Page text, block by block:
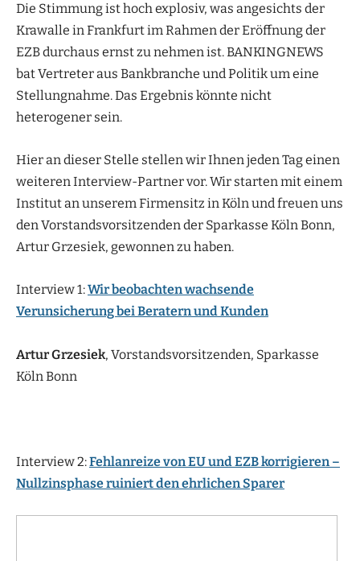
Die Stimmung ist hoch explosiv, was angesichts der
Krawalle in Frankfurt im Rahmen der Eröffnung der
EZB durchaus ernst zu nehmen ist. BANKINGNEWS
bat Vertreter aus Bankbranche und Politik um eine
Stellungnahme. Das Ergebnis könnte nicht
heterogener sein.
Hier an dieser Stelle stellen wir Ihnen jeden Tag einen
weiteren Interview-Partner vor. Wir starten mit einem
Institut an unserem Firmensitz in Köln und freuen uns
den Vorstandsvorsitzenden der Sparkasse Köln Bonn,
Artur Grzesiek, gewonnen zu haben.
Interview 1:Wir beobachten wachsende
Verunsicherung bei Beratern und Kunden
Artur Grzesiek, Vorstandsvorsitzenden, Sparkasse
Köln Bonn
Interview 2:Fehlanreize von EU und EZB korrigieren –
Nullzinsphase ruiniert den ehrlichen Sparer